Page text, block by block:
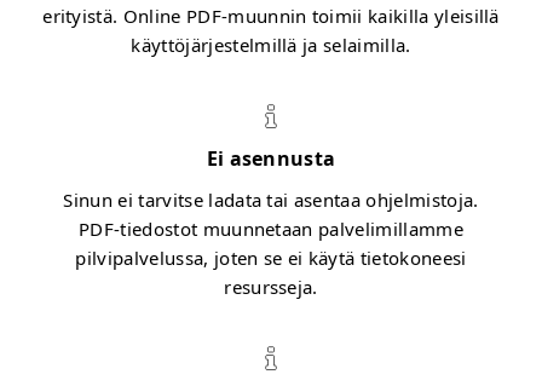
erityistä. Online PDF-muunnin toimii kaikilla yleisillä
käyttöjärjestelmillä ja selaimilla.
Ei asennusta
Sinun ei tarvitse ladata tai asentaa ohjelmistoja.
PDF-tiedostot muunnetaan palvelimillamme
pilvipalvelussa, joten se ei käytä tietokoneesi
resursseja.